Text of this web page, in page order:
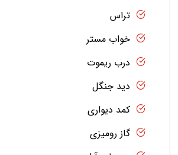
تراس
خواب مستر
درب ریموت
دید جنگل
کمد دیواری
گاز رومیزی